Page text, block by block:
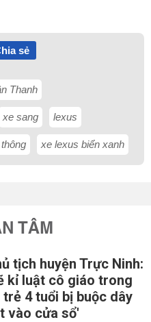
sẻ
Thanh
xe sang lexus
xe lexus biển xanh
TÂM
tịch huyện Trực Ninh:
kỉ luật cô giáo trong
trẻ 4 tuổi bị buộc dây
vào cửa sổ'